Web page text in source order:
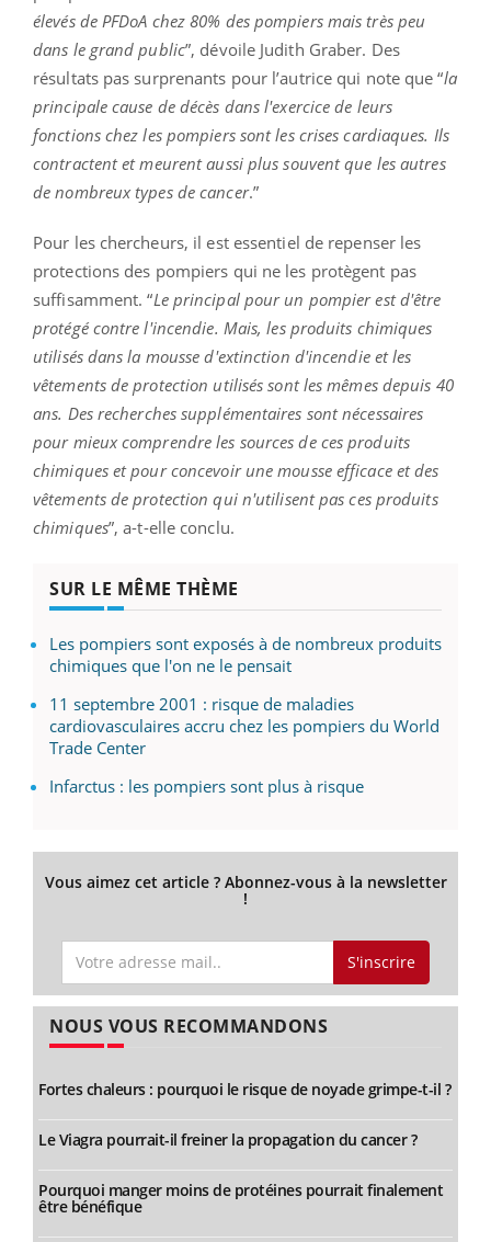
élevés de PFDoA chez 80% des pompiers mais très peu
dans le grand public”, dévoile Judith Graber. Des
résultats pas surprenants pour l’autrice qui note que “la
principale cause de décès dans l'exercice de leurs
fonctions chez les pompiers sont les crises cardiaques. Ils
contractent et meurent aussi plus souvent que les autres
de nombreux types de cancer.”
Pour les chercheurs, il est essentiel de repenser les
protections des pompiers qui ne les protègent pas
suffisamment. “Le principal pour un pompier est d'être
protégé contre l'incendie. Mais, les produits chimiques
utilisés dans la mousse d'extinction d'incendie et les
vêtements de protection utilisés sont les mêmes depuis 40
ans. Des recherches supplémentaires sont nécessaires
pour mieux comprendre les sources de ces produits
chimiques et pour concevoir une mousse efficace et des
vêtements de protection qui n'utilisent pas ces produits
chimiques”, a-t-elle conclu.
SUR LE MÊME THÈME
Les pompiers sont exposés à de nombreux produits
chimiques que l'on ne le pensait
11 septembre 2001 : risque de maladies
cardiovasculaires accru chez les pompiers du World
Trade Center
Infarctus : les pompiers sont plus à risque
Vous aimez cet article ? Abonnez-vous à la newsletter
!
S'inscrire
NOUS VOUS RECOMMANDONS
Fortes chaleurs : pourquoi le risque de noyade grimpe-t-il ?
Le Viagra pourrait-il freiner la propagation du cancer ?
Pourquoi manger moins de protéines pourrait finalement
être bénéfique